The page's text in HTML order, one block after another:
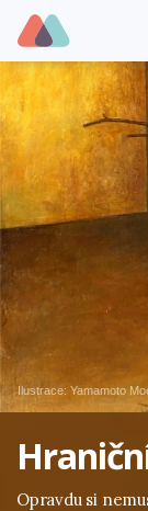
Ilustrace: Yamamoto
Opravdu si